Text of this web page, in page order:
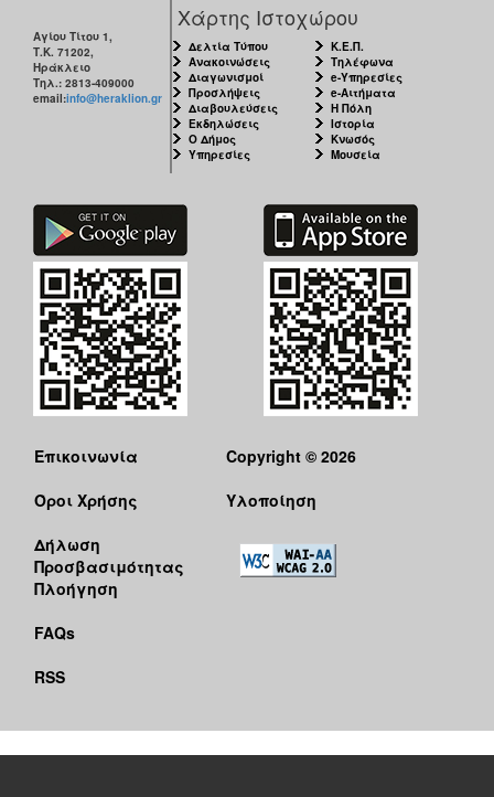
Αγίου Τίτου 1,
Τ.Κ. 71202,
Ηράκλειο
Τηλ.: 2813-409000
email:info@heraklion.gr
Χάρτης Ιστοχώρου
Δελτία Τύπου
Ανακοινώσεις
Διαγωνισμοί
Προσλήψεις
Διαβουλεύσεις
Εκδηλώσεις
Ο Δήμος
Υπηρεσίες
Κ.Ε.Π.
Τηλέφωνα
e-Υπηρεσίες
e-Αιτήματα
Η Πόλη
Ιστορία
Κνωσός
Μουσεία
Επικοινωνία
Όροι Χρήσης
Δήλωση
Προσβασιμότητας
Πλοήγηση
FAQs
RSS
Copyright © 2026
Υλοποίηση